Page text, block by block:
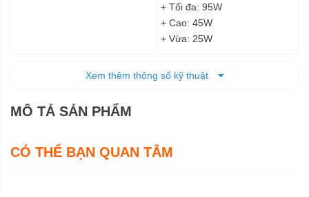
+ Tối đa: 95W
+ Cao: 45W
+ Vừa: 25W
+ Túi vải: 5,5 L
Thời gian sử dụng liên tục
+ Vừa: 140 phút
Xem thêm thông số kỹ thuật
MÔ TẢ SẢN PHẨM
CÓ THỂ BẠN QUAN TÂM